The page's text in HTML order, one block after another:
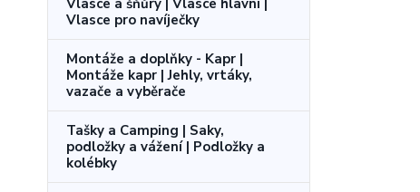
Vlasce a šňůry | Vlasce hlavní |
Vlasce pro navíječky
Montáže a doplňky - Kapr |
Montáže kapr | Jehly, vrtáky,
vazače a vyběrače
Tašky a Camping | Saky,
podložky a vážení | Podložky a
kolébky